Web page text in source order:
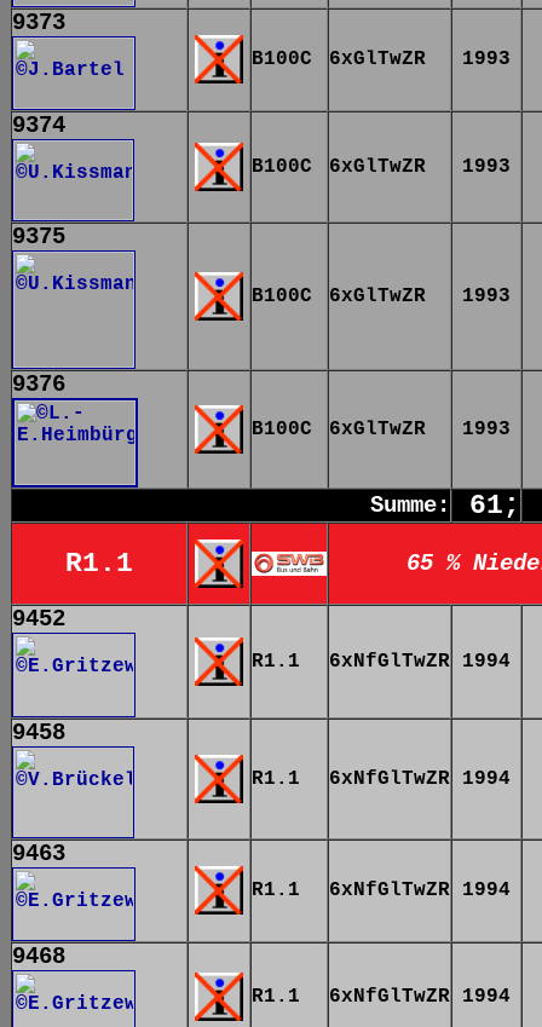
9373
B100C 6xGlTwZR 1993
9374
B100C 6xGlTwZR 1993
9375
B100C 6xGlTwZR 1993
9376
B100C 6xGlTwZR 1993
Summe:
61;
R1.1
65 %
9452
R1.1 6xNfGlTwZR 1994
9458
R1.1 6xNfGlTwZR 1994
9463
R1.1 6xNfGlTwZR 1994
9468
R1.1 6xNfGlTwZR 1994